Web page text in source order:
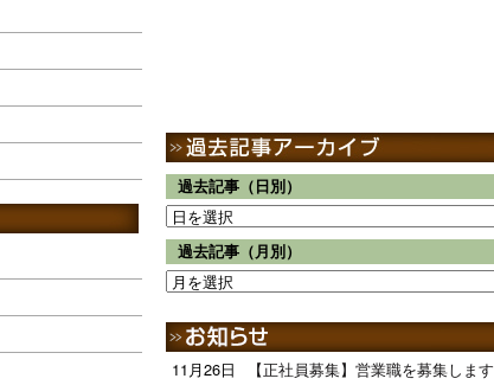
過去記事（日別）
過去記事（月別）
11月26日 【正社員募集】営業職を募集します